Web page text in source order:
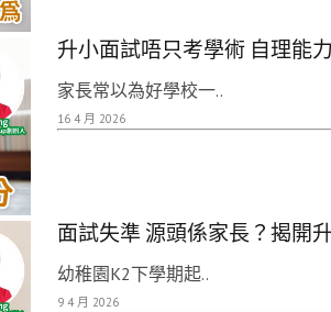
升小面試唔只考學術 自理能
家長常以為好學校一..
16 4 月 2026
面試失準 源頭係家長？揭開
幼稚園K2下學期起..
9 4 月 2026